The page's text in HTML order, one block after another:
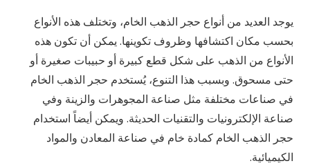
يوجد العديد من أنواع حجر الذهب الخام، وتختلف هذه الأنواع
بحسب مكان اكتشافها وظروف تكوينها. يمكن أن تكون هذه
الأنواع من الذهب على شكل قطع كبيرة أو حبيبات صغيرة أو
حتى مسحوق. وبسبب هذا التنوع، يُستخدم حجر الذهب الخام
في صناعات مختلفة مثل صناعة المجوهرات والزينة وفي
صناعة الإلكترونيات والتقنيات الحديثة. ويمكن أيضاً استخدام
حجر الذهب الخام كمادة خام في صناعة المعادن والمواد
الكيميائية.